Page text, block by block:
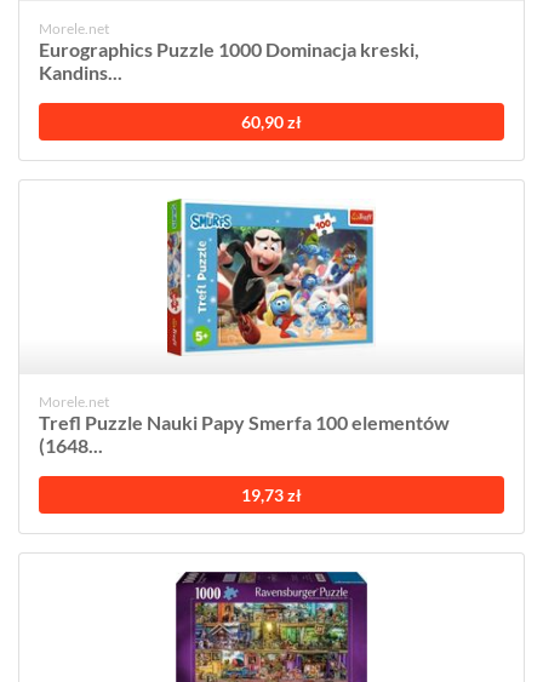
Morele.net
Eurographics Puzzle 1000 Dominacja kreski,
Kandins...
60,90 zł
Morele.net
Trefl Puzzle Nauki Papy Smerfa 100 elementów
(1648...
19,73 zł